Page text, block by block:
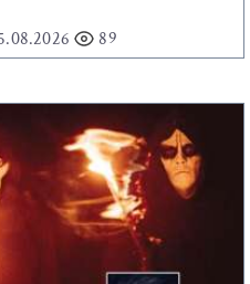
89